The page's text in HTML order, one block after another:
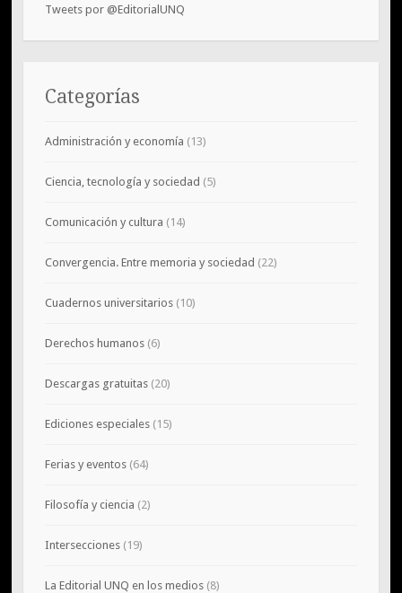
Tweets por @EditorialUNQ
Categorías
Administración y economía (13)
Ciencia, tecnología y sociedad (5)
Comunicación y cultura (14)
Convergencia. Entre memoria y sociedad (22)
Cuadernos universitarios(10)
Derechos humanos(6)
Descargas gratuitas(20)
Ediciones especiales(15)
Ferias y eventos(64)
Filosofía y ciencia (2)
Intersecciones(19)
La Editorial UNQ en los medios(8)